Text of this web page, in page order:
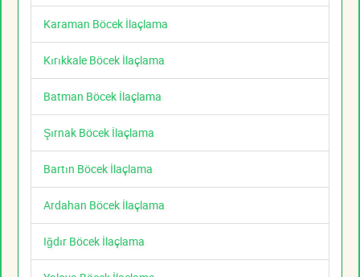
Karaman Böcek İlaçlama
Kırıkkale Böcek İlaçlama
Batman Böcek İlaçlama
Şırnak Böcek İlaçlama
Bartın Böcek İlaçlama
Ardahan Böcek İlaçlama
Iğdır Böcek İlaçlama